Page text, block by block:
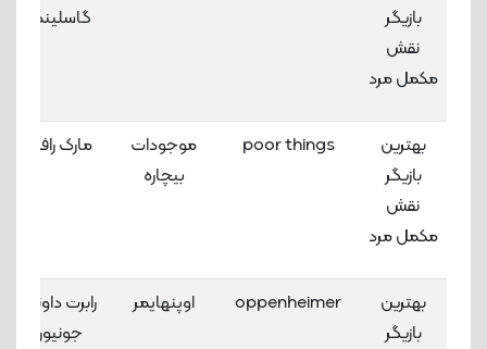
بازیگر
نقش
مکمل مرد
گاسلینگ
بهترین
بازیگر
نقش
مکمل مرد
poor things
موجودات
بیچاره
مارک رافلو
بهترین
بازیگر
oppenheimer اوپنهایمر
رابرت داونی
جونیور